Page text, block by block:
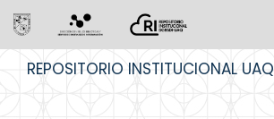
REPOSITORIO INSTITUCIONAL UAQ